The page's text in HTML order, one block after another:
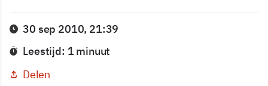
30 sep 2010, 21:39
Leestijd: 1 minuut
Delen